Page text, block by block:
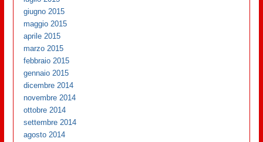
giugno 2015
maggio 2015
aprile 2015
marzo 2015
febbraio 2015
gennaio 2015
dicembre 2014
novembre 2014
ottobre 2014
settembre 2014
agosto 2014